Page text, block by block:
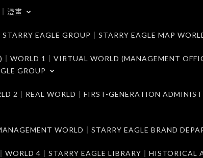
漫畫
EAGLE GROUP｜STARRY EAGLE MAP
WORLD 1｜VIRTUAL WORLD (MANAGEMENT
GROUP
2｜REAL WORLD｜FIRST-GENERATION
WORLD｜STARRY EAGLE BRAND
WORLD 4｜STARRY EAGLE LIBRARY｜HISTORICAL